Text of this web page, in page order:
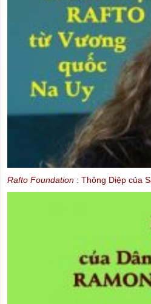
MEP Schaake speaks at IBIB
2013)